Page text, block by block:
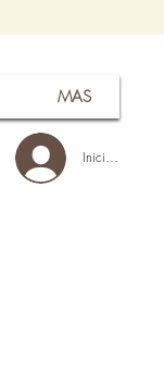
MAS
Iniciar sesión